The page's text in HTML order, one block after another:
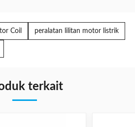
Coil peralatan lilitan motor listrik
terkait